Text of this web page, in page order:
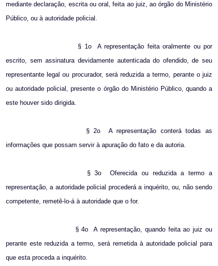
mediante declaração, escrita ou oral, feita ao juiz, ao órgão do Ministério
Público, ou à autoridade policial.
§ 1o
A representação feita oralmente ou por
escrito, sem assinatura devidamente autenticada do ofendido, de seu
representante legal ou procurador, será reduzida a termo, perante o juiz
ou autoridade policial, presente o órgão do Ministério Público, quando a
este houver sido dirigida.
§ 2o
A representação conterá todas as
informações que possam servir à apuração do fato e da autoria.
§ 3o
Oferecida ou reduzida a termo a
representação, a autoridade policial procederá a inquérito, ou, não sendo
competente, remetê-lo-á à autoridade que o for.
§ 4o
A representação, quando feita ao juiz ou
perante este reduzida a termo, será remetida à autoridade policial para
que esta proceda a inquérito.